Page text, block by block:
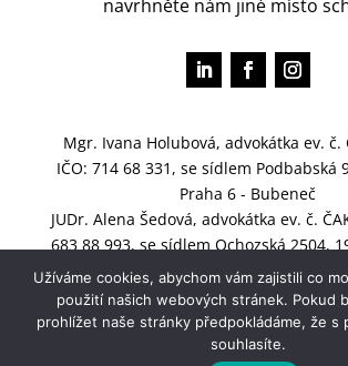
navrhněte nám jiné místo
Mgr. Ivana Holubová, advokátka ev. č.
IČO: 714 68 331, se sídlem Podbabská
Praha 6 - Bubeneč
JUDr. Alena Šedová, advokátka ev. č.
683 88 993, se sídlem Ochozská 2504,
- Újezd nad Lesy
Užíváme cookies, abychom vám zajistili co
použití našich webových stránek. Pokud
prohlížet naše stránky předpokládáme, že s
souhlasíte.